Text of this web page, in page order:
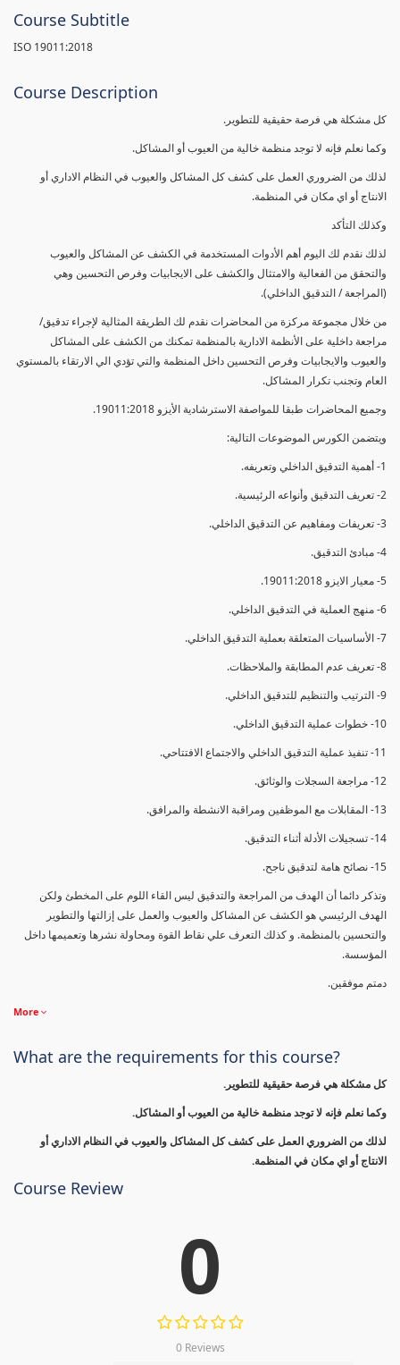
Course Subtitle
ISO 19011:2018
Course Description
كل مشكلة هي فرصة حقيقية للتطوير.
وكما نعلم فإنه لا توجد منظمة خالية من العيوب أو المشاكل.
لذلك من الضروري العمل على كشف كل المشاكل والعيوب في النظام الاداري أو
الانتاج أو اي مكان في المنظمة.
وكذلك التأكد
لذلك نقدم لك اليوم أهم الأدوات المستخدمة في الكشف عن المشاكل والعيوب
والتحقق من الفعالية والامتثال والكشف على الايجابيات وفرص التحسين وهي
(المراجعة / التدقيق الداخلي).
من خلال مجموعة مركزة من المحاضرات نقدم لك الطريقة المثالية لإجراء تدقيق/
مراجعة داخلية على الأنظمة الادارية بالمنظمة تمكنك من الكشف على المشاكل
والعيوب والايجابيات وفرص التحسين داخل المنظمة والتي تؤدي الي الارتقاء بالمستوي
العام وتجنب تكرار المشاكل.
وجميع المحاضرات طبقا للمواصفة الاسترشادية الأيزو 19011:2018.
ويتضمن الكورس الموضوعات التالية:
1- أهمية التدقيق الداخلي وتعريفه.
2- تعريف التدقيق وأنواعه الرئيسية.
3- تعريفات ومفاهيم عن التدقيق الداخلي.
4- مبادئ التدقيق.
5- معيار الايزو 19011:2018.
6- منهج العملية في التدقيق الداخلي.
7- الأساسيات المتعلقة بعملية التدقيق الداخلي.
8- تعريف عدم المطابقة والملاحظات.
9- الترتيب والتنظيم للتدقيق الداخلي.
10- خطوات عملية التدقيق الداخلي.
11- تنفيذ عملية التدقيق الداخلي والاجتماع الافتتاحي.
12- مراجعة السجلات والوثائق.
13- المقابلات مع الموظفين ومراقبة الانشطة والمرافق.
14- تسجيلات الأدلة أثناء التدقيق.
15- نصائح هامة لتدقيق ناجح.
وتذكر دائما أن الهدف من المراجعة والتدقيق ليس القاء اللوم على المخطئ ولكن
الهدف الرئيسي هو الكشف عن المشاكل والعيوب والعمل على إزالتها والتطوير
والتحسين بالمنظمة. و كذلك التعرف علي نقاط القوة ومحاولة نشرها وتعميمها داخل
المؤسسة.
دمتم موفقين.
More
What are the requirements for this course?
كل مشكلة هي فرصة حقيقية للتطوير.
وكما نعلم فإنه لا توجد منظمة خالية من العيوب أو المشاكل.
لذلك من الضروري العمل على كشف كل المشاكل والعيوب في النظام الاداري أو
الانتاج أو اي مكان في المنظمة.
Course Review
0
0 Reviews